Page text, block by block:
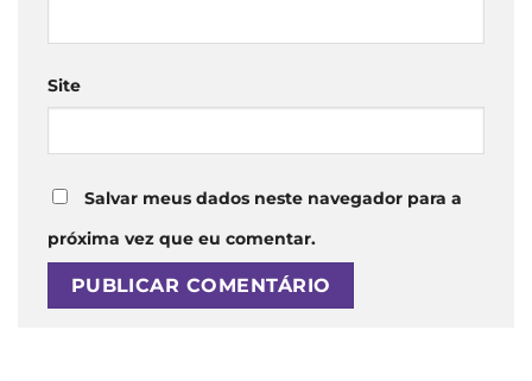
Site
Salvar meus dados neste navegador para a
próxima vez que eu comentar.